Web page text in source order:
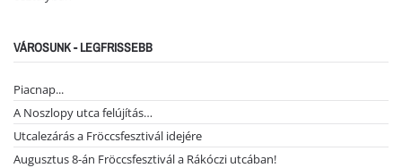
VÁROSUNK - LEGFRISSEBB
Piacnap...
A Noszlopy utca felújítás…
Utcalezárás a Fröccsfesztivál idejére
Augusztus 8-án Fröccsfesztivál a Rákóczi utcában!